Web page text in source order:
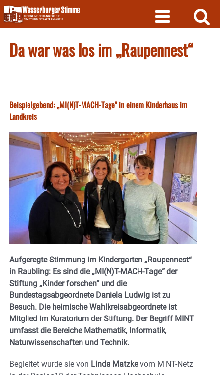
Skip
to
content
Da war was los im „Raupennest“
Beispielgebend: „MI(N)T-MACH-Tage" in einem Kinderhaus im
Landkreis
Aufgeregte Stimmung im Kindergarten „Raupennest“
in Raubling: Es sind die „MI(N)T-MACH-Tage“ der
Stiftung „Kinder forschen“ und die
Bundestagsabgeordnete Daniela Ludwig ist zu
Besuch. Die heimische Wahlkreisabgeordnete ist
Mitglied im Kuratorium der Stiftung. Der Begriff MINT
umfasst die Bereiche Mathematik, Informatik,
Naturwissenschaften und Technik.
Begleitet wurde sie von Linda Matzkevom MINT-Netz